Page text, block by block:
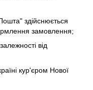
здійснюється
замовлення;
від
кур'єром Нової